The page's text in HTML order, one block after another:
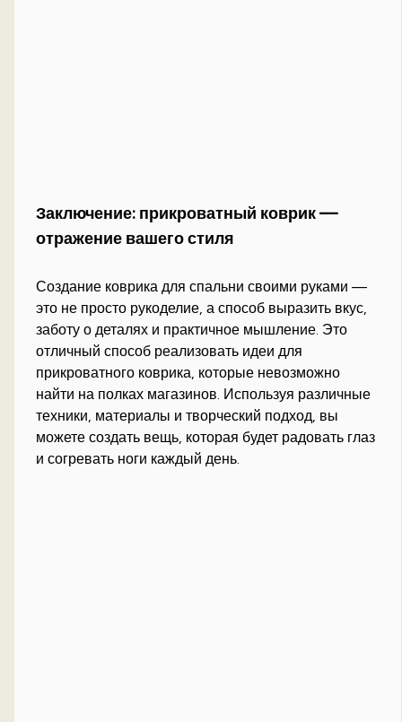
Заключение: прикроватный коврик —
отражение вашего стиля
Создание коврика для спальни своими руками —
это не просто рукоделие, а способ выразить вкус,
заботу о деталях и практичное мышление. Это
отличный способ реализовать идеи для
прикроватного коврика, которые невозможно
найти на полках магазинов. Используя различные
техники, материалы и творческий подход, вы
можете создать вещь, которая будет радовать глаз
и согревать ноги каждый день.